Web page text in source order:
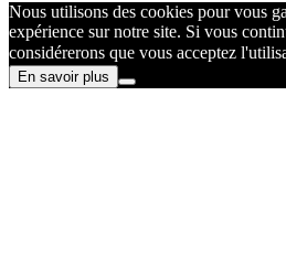
Nous utilisons des cookies pour vous
expérience sur notre site. Si vous
considérerons que vous acceptez
En savoir plus